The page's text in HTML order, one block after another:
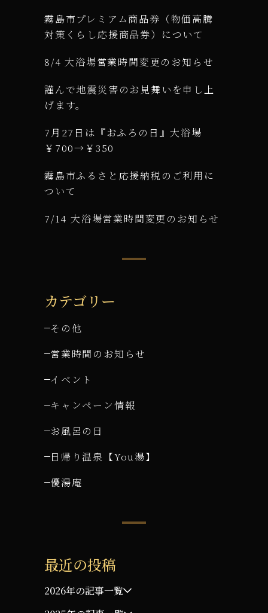
霧島市プレミアム商品券（物価高騰
対策くらし応援商品券）について
8/4 大浴場営業時間変更のお知らせ
謹んで地震災害のお見舞いを申し上
げます。
7月27日は『おふろの日』大浴場
￥700→￥350
霧島市ふるさと応援納税のご利用に
ついて
7/14 大浴場営業時間変更のお知らせ
カテゴリー
その他
営業時間のお知らせ
イベント
キャンペーン情報
お風呂の日
日帰り温泉【You湯】
優湯庵
最近の投稿
2026年の記事一覧